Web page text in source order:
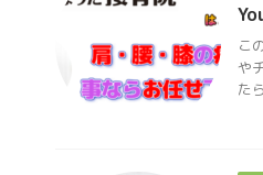
こ
や
た